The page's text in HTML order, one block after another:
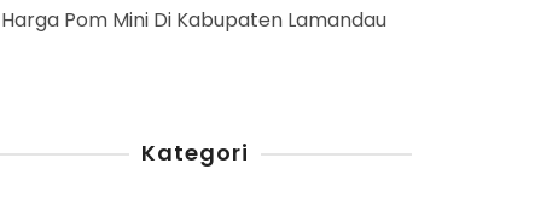
Harga Pom Mini Di Kabupaten Lamandau
Kategori